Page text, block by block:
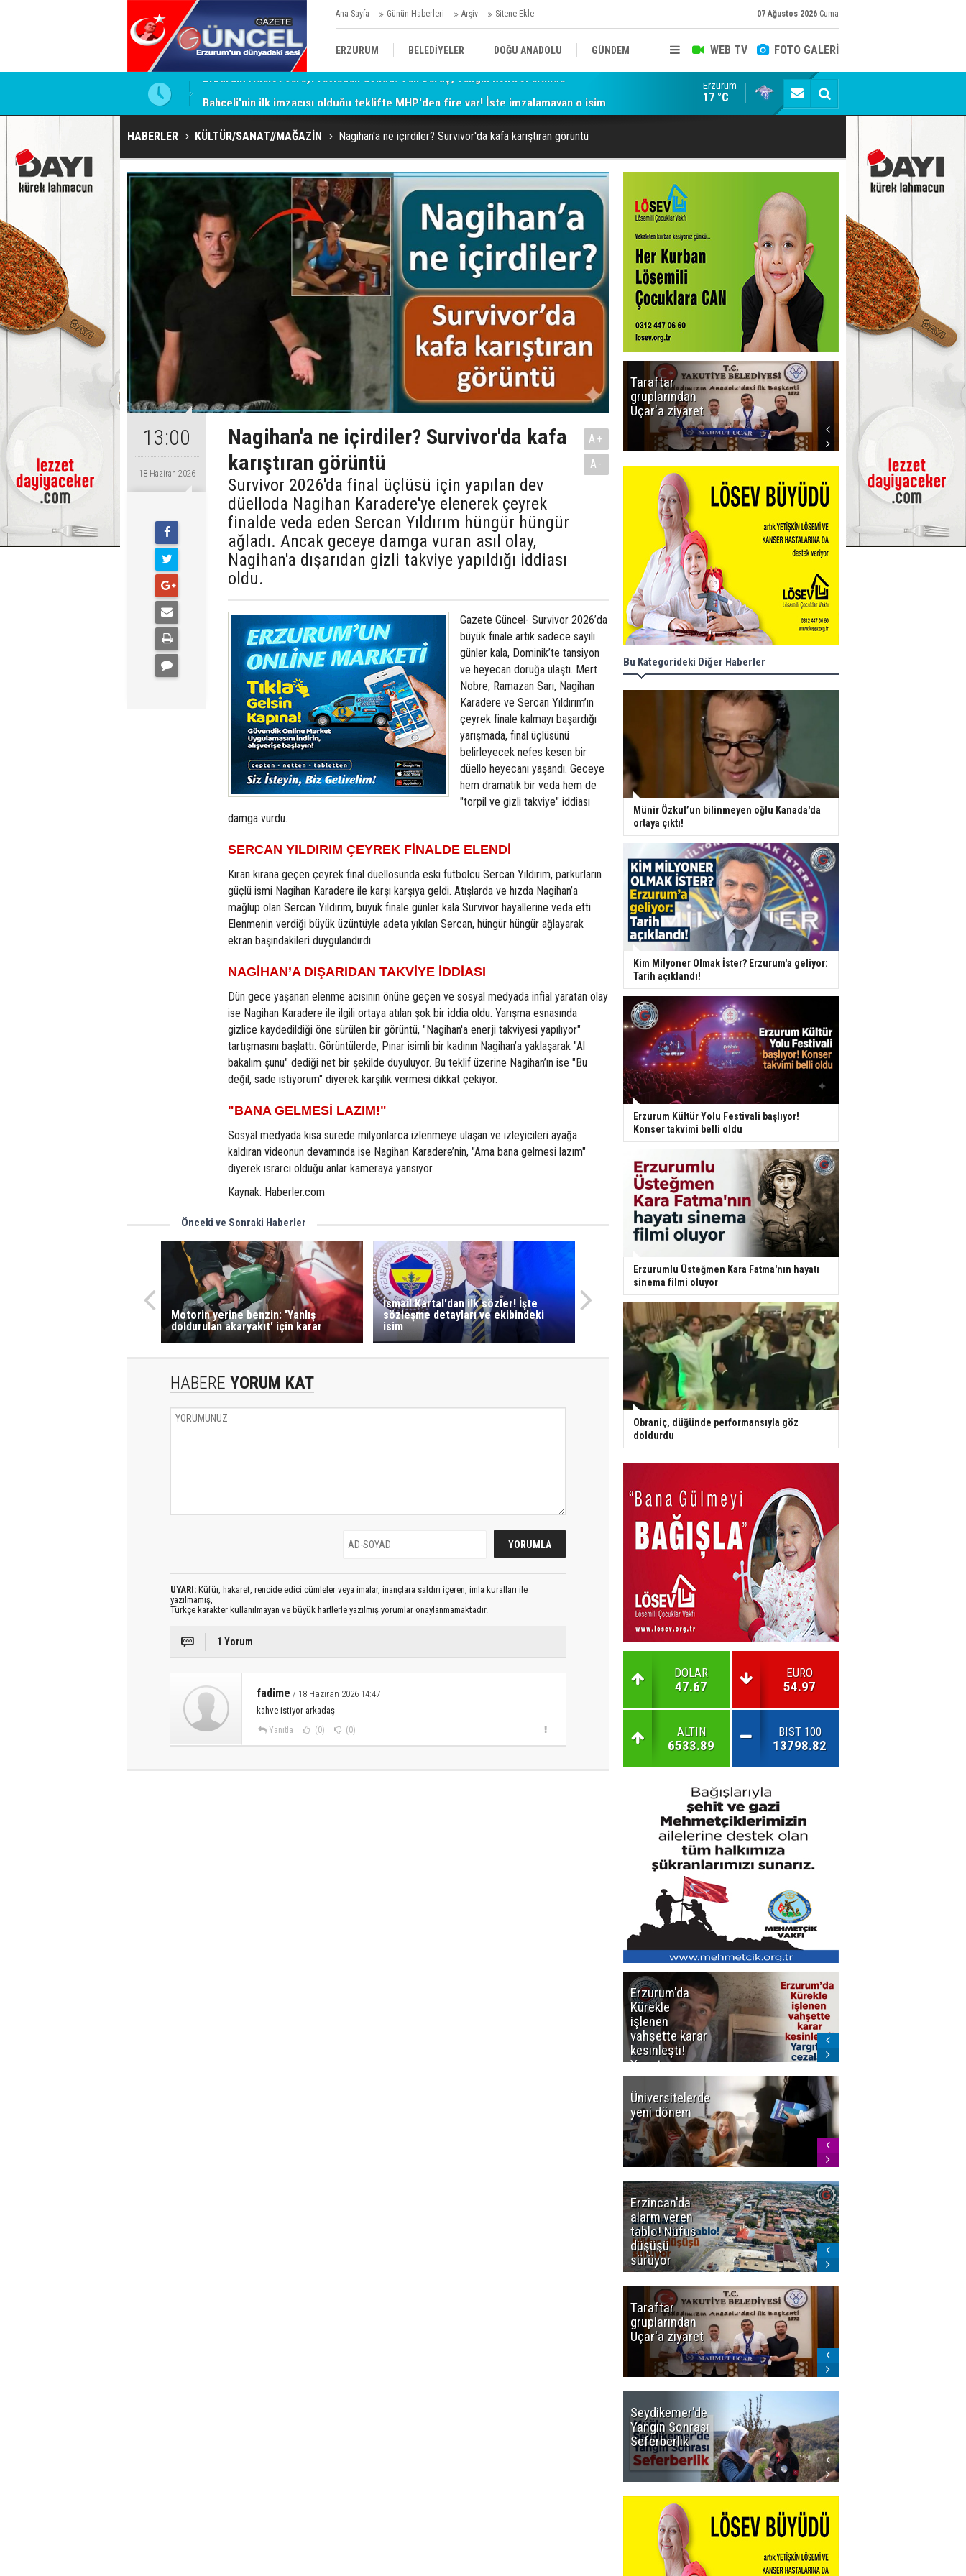
Ana Sayfa Günün Haberleri Arşiv Sitene Ekle 07 Ağustos 2026 Cuma
WEB TV FOTO GALERİ
ERZURUM BELEDİYELER DOĞU ANADOLU GÜNDEM
KÜLTÜR/SANAT//MAĞAZİN BODRUM
Bahçeli'nin ilk imzacısı olduğu teklifte MHP'den fire var! İşte imzalamayan o isim Siyaset-Sermaye Çizgisinde Haklılığın Resmi:
Erzurum
17 °C
HABERLER KÜLTÜR/SANAT//MAĞAZİN Nagihan'a ne içirdiler? Survivor'da kafa karıştıran görüntü
13:00
18 Haziran 2026
Nagihan'a ne içirdiler? Survivor'da kafa
karıştıran görüntü
Survivor 2026'da final üçlüsü için yapılan dev
düelloda Nagihan Karadere'ye elenerek çeyrek
finalde veda eden Sercan Yıldırım hüngür hüngür
ağladı. Ancak geceye damga vuran asıl olay,
Nagihan'a dışarıdan gizli takviye yapıldığı iddiası
oldu.
A+
A-
Gazete Güncel- Survivor 2026’da
büyük finale artık sadece sayılı
günler kala, Dominik’te tansiyon
ve heyecan doruğa ulaştı. Mert
Nobre, Ramazan Sarı, Nagihan
Karadere ve Sercan Yıldırım’ın
çeyrek finale kalmayı başardığı
yarışmada, final üçlüsünü
belirleyecek nefes kesen bir
düello heyecanı yaşandı. Geceye
hem dramatik bir veda hem de
"torpil ve gizli takviye" iddiası
damga vurdu.
SERCAN YILDIRIM ÇEYREK FİNALDE ELENDİ
Kıran kırana geçen çeyrek final düellosunda eski futbolcu Sercan Yıldırım, parkurların
güçlü ismi Nagihan Karadere ile karşı karşıya geldi. Atışlarda ve hızda Nagihan’a
mağlup olan Sercan Yıldırım, büyük finale günler kala Survivor hayallerine veda etti.
Elenmenin verdiği büyük üzüntüyle adeta yıkılan Sercan, hüngür hüngür ağlayarak
ekran başındakileri duygulandırdı.
NAGİHAN’A DIŞARIDAN TAKVİYE İDDİASI
Dün gece yaşanan elenme acısının önüne geçen ve sosyal medyada infial yaratan olay
ise Nagihan Karadere ile ilgili ortaya atılan şok bir iddia oldu. Yarışma esnasında
gizlice kaydedildiği öne sürülen bir görüntü, "Nagihan'a enerji takviyesi yapılıyor"
tartışmasını başlattı. Görüntülerde, Pınar isimli bir kadının Nagihan’a yaklaşarak "Al
bakalım şunu" dediği net bir şekilde duyuluyor. Bu teklif üzerine Nagihan’ın ise "Bu
değil, sade istiyorum" diyerek karşılık vermesi dikkat çekiyor.
"BANA GELMESİ LAZIM!"
Sosyal medyada kısa sürede milyonlarca izlenmeye ulaşan ve izleyicileri ayağa
kaldıran videonun devamında ise Nagihan Karadere’nin, "Ama bana gelmesi lazım"
diyerek ısrarcı olduğu anlar kameraya yansıyor.
Kaynak: Haberler.com
Önceki ve Sonraki Haberler
Motorin yerine benzin: 'Yanlış
doldurulan akaryakıt' için karar
İsmail Kartal'dan ilk sözler! İşte
sözleşme detayları ve ekibindeki
isim
HABERE YORUM KAT
UYARI: Küfür, hakaret, rencide edici cümleler veya imalar, inançlara saldırı içeren, imla kuralları ile
yazılmamış,
Türkçe karakter kullanılmayan ve büyük harflerle yazılmış yorumlar onaylanmamaktadır.
1 Yorum
fadime / 18 Haziran 2026 14:47
kahve istiyor arkadaş
Yanıtla (0) (0)
Taraftar
gruplarından
Uçar'a ziyaret
başlıyor! İlk
düdük Bolu'da
çalacak
Bu Kategorideki Diğer Haberler
Münir Özkul’un bilinmeyen oğlu Kanada'da
ortaya çıktı!
Kim Milyoner Olmak İster? Erzurum'a geliyor:
Tarih açıklandı!
Erzurum Kültür Yolu Festivali başlıyor!
Konser takvimi belli oldu
Erzurumlu Üsteğmen Kara Fatma'nın hayatı
sinema filmi oluyor
Obraniç, düğünde performansıyla göz
doldurdu
DOLAR
47.67
EURO
54.97
ALTIN
6533.89
BIST 100
13798.82
Erzurum'da
Kürekle
işlenen
vahşette karar
kesinleşti!
Yargıtay
cezaları onadı
Üniversitelerde
yeni dönem
Erzincan'da
alarm veren
tablo! Nüfus
düşüşü
sürüyor
Taraftar
gruplarından
Uçar'a ziyaret
Seydikemer'de
Yangın Sonrası
Seferberlik